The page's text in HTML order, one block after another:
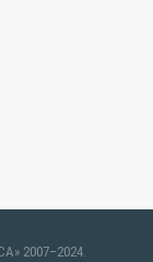
2007–2024.